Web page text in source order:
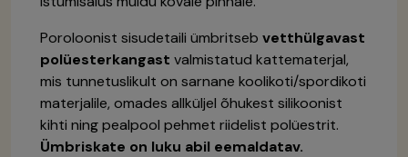
Poroloonist sisudetaili ümbritseb vetthülgavast
polüesterkangast valmistatud kattematerjal,
mis tunnetuslikult on sarnane koolikoti/spordikoti
materjalile, omades allküljel õhukest silikoonist
kihti ning pealpool pehmet riidelist polüestrit.
Ümbriskate on luku abil eemaldatav.